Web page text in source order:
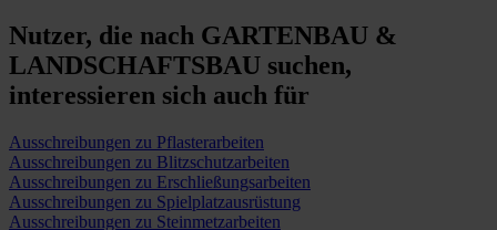
Nutzer, die nach GARTENBAU &
LANDSCHAFTSBAU suchen,
interessieren sich auch für
Ausschreibungen zu Pflasterarbeiten
Ausschreibungen zu Blitzschutzarbeiten
Ausschreibungen zu Erschließungsarbeiten
Ausschreibungen zu Spielplatzausrüstung
Ausschreibungen zu Steinmetzarbeiten